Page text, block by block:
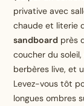
privative avec
chaude et literie
sandboard près
coucher du soleil,
berbères live, et
Levez-vous tôt
longues ombres